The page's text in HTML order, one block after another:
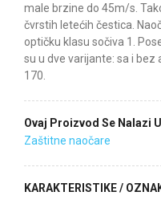
male brzine do 45m/s.
čvrstih letećih čestica.
optičku klasu sočiva 1.
su u dve varijante: sa i bez
170.
Ovaj Proizvod Se Nalazi
Zaštitne naočare
KARAKTERISTIKE /